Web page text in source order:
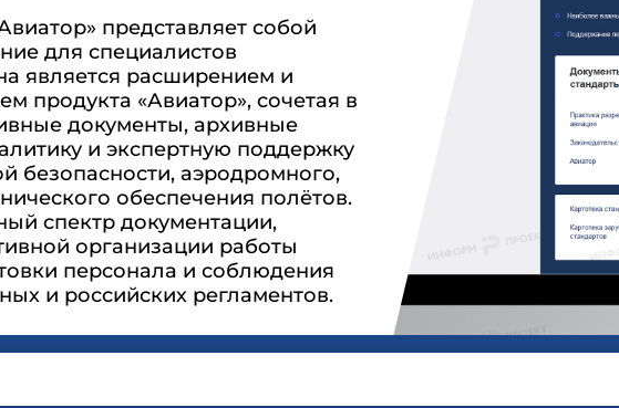
представляет собой
для специалистов
является расширением и
продукта «Авиатор», сочетая в
документы, архивные
и экспертную поддержку
безопасности, аэродромного,
обеспечения полётов.
спектр документации,
организации работы
персонала и соблюдения
и российских регламентов.